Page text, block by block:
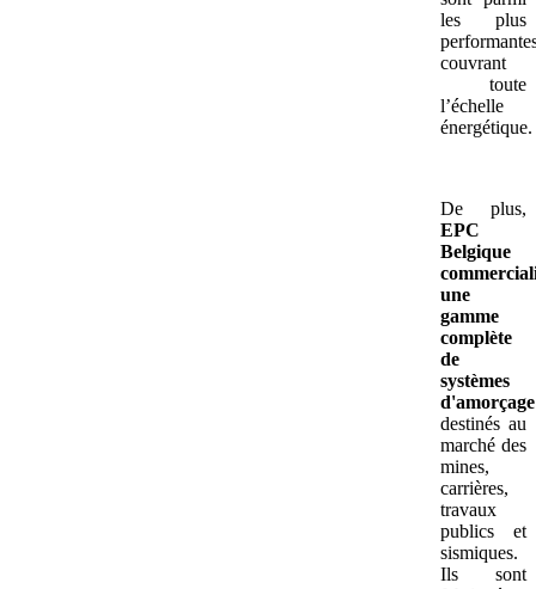
les plus
couvrant
toute
l’échelle
énergétique.
De plus,
EPC
Belgique
une
gamme
complète
de
systèmes
d'amorçage
destinés au
marché des
mines,
carrières,
travaux
publics et
sismiques.
Ils sont